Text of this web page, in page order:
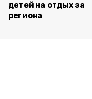
детей на отдых за
региона